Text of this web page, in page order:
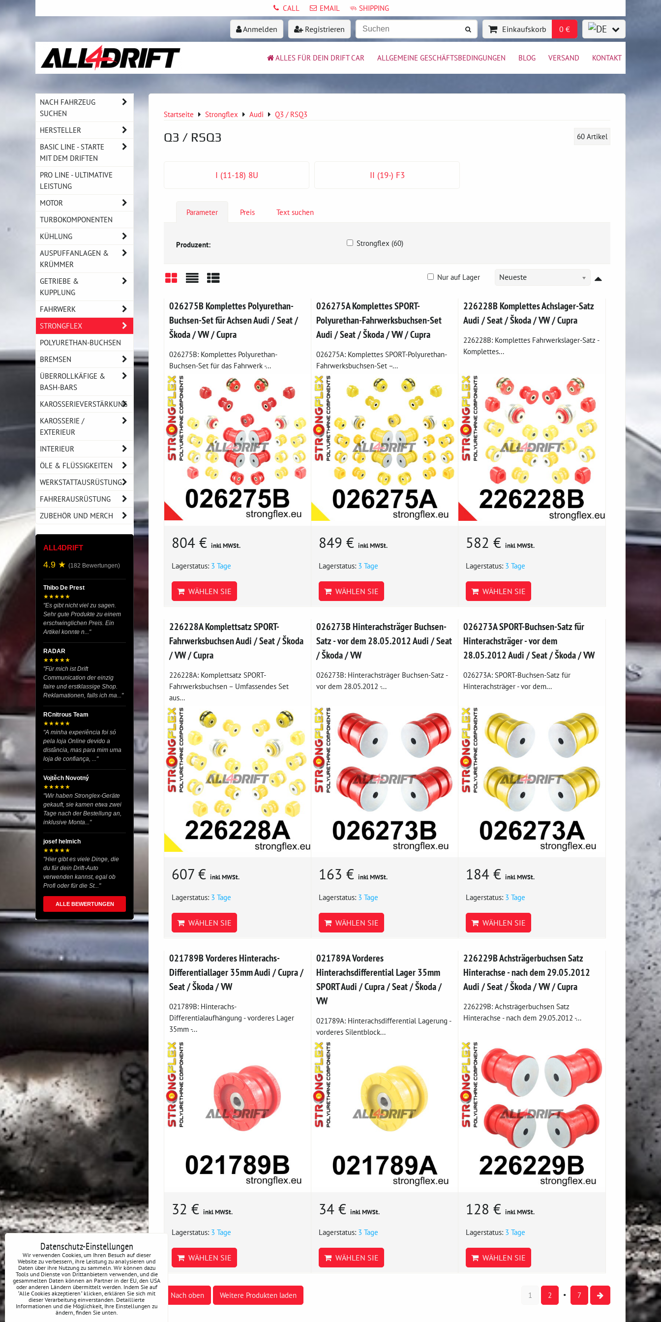
CALL EMAIL SHIPPING
Anmelden Registrieren Einkaufskorb 0 €
ALLES FÜR DEIN DRIFT CAR ALLGEMEINE GESCHÄFTSBEDINGUNGEN BLOG VERSAND KONTAKT
Startseite Strongflex Audi Q3 / RSQ3
Q3 / RSQ3 60 Artikel
I (11-18) 8U II (19-) F3
Parameter Preis Text suchen
Produzent: Strongflex (60)
Neueste
Nur auf Lager
026275B Komplettes Polyurethan-
Buchsen-Set für Achsen Audi / Seat /
Škoda / VW / Cupra
026275B: Komplettes Polyurethan-
Buchsen-Set für das Fahrwerk -...
804 € inkl MWSt.
Lagerstatus: 3 Tage
WÄHLEN SIE
026275A Komplettes SPORT-
Polyurethan-Fahrwerksbuchsen-Set
Audi / Seat / Škoda / VW / Cupra
026275A: Komplettes SPORT-Polyurethan-
Fahrwerksbuchsen-Set –...
849 € inkl MWSt.
Lagerstatus: 3 Tage
WÄHLEN SIE
226228B Komplettes Achslager-Satz
Audi / Seat / Škoda / VW / Cupra
226228B: Komplettes Fahrwerkslager-Satz -
Komplettes...
582 €inkl MWSt.
Lagerstatus: 3 Tage
WÄHLEN SIE
226228A Komplettsatz SPORT-
Fahrwerksbuchsen Audi / Seat / Škoda
/ VW / Cupra
226228A: Komplettsatz SPORT-
Fahrwerksbuchsen – Umfassendes Set
aus...
607 € inkl MWSt.
Lagerstatus: 3 Tage
WÄHLEN SIE
026273B Hinterachsträger Buchsen-
Satz - vor dem 28.05.2012 Audi / Seat
/ Škoda / VW
026273B: Hinterachsträger Buchsen-Satz -
vor dem 28.05.2012 -...
163 € inkl MWSt.
Lagerstatus: 3 Tage
WÄHLEN SIE
026273A SPORT-Buchsen-Satz für
Hinterachsträger - vor dem
28.05.2012 Audi / Seat / Škoda / VW
026273A: SPORT-Buchsen-Satz für
Hinterachsträger - vor dem...
184 €inkl MWSt.
Lagerstatus: 3 Tage
WÄHLEN SIE
021789B Vorderes Hinterachs-
Differentiallager 35mm Audi / Cupra /
Seat / Škoda / VW
021789B: Hinterachs-
Differentialaufhängung - vorderes Lager
35mm -...
32 € inkl MWSt.
Lagerstatus: 3 Tage
WÄHLEN SIE
021789A Vorderes
Hinterachsdifferential Lager 35mm
SPORT Audi / Cupra / Seat / Škoda /
VW
021789A: Hinterachsdifferential Lagerung -
vorderes Silentblock...
34 € inkl MWSt.
Lagerstatus: 3 Tage
WÄHLEN SIE
226229B Achsträgerbuchsen Satz
Hinterachse - nach dem 29.05.2012
Audi / Seat / Škoda / VW / Cupra
226229B: Achsträgerbuchsen Satz
Hinterachse - nach dem 29.05.2012 -...
128 €inkl MWSt.
Lagerstatus: 3 Tage
WÄHLEN SIE
Nach oben Weitere Produkten laden 1 2 7
NACH FAHRZEUG
SUCHEN
HERSTELLER
BASIC LINE - STARTE
MIT DEM DRIFTEN
PRO LINE - ULTIMATIVE
LEISTUNG
MOTOR
TURBOKOMPONENTEN
KÜHLUNG
AUSPUFFANLAGEN &
KRÜMMER
GETRIEBE &
KUPPLUNG
FAHRWERK
STRONGFLEX
POLYURETHAN-BUCHSEN
BREMSEN
ÜBERROLLKÄFIGE &
BASH-BARS
KAROSSERIEVERSTÄRKUNG
KAROSSERIE /
EXTERIEUR
INTERIEUR
ÖLE & FLÜSSIGKEITEN
WERKSTATTAUSRÜSTUNG
FAHRERAUSRÜSTUNG
ZUBEHÖR UND MERCH
ALL4DRIFT
4.9 ★ (182 Bewertungen)
Thibo De Prest
★★★★★
"Es gibt nicht viel zu sagen.
Sehr gute Produkte zu einem
erschwinglichen Preis. Ein
Artikel konnte n..."
RADAR
★★★★★
"Für mich ist Drift
Communication der einzig
faire und erstklassige Shop.
Reklamationen, falls ich ma..."
RCnitrous Team
★★★★★
"A minha experiência foi só
pela loja Online devido a
distância, mas para mim uma
loja de confiança, ..."
Vojtěch Novotný
★★★★★
"Wir haben Stronglex-Geräte
gekauft, sie kamen etwa zwei
Tage nach der Bestellung an,
inklusive Monta..."
josef helmich
★★★★★
"Hier gibt es viele Dinge, die
du für dein Drift-Auto
verwenden kannst, egal ob
Profi oder für die St..."
ALLE BEWERTUNGEN
Datenschutz-Einstellungen
Wir verwenden Cookies, um Ihren Besuch auf dieser
Website zu verbessern, ihre Leistung zu analysieren und
Daten über ihre Nutzung zu sammeln. Wir können dazu
Tools und Dienste von Drittanbietern verwenden, und die
gesammelten Daten können an Partner in der EU, den USA
oder anderen Ländern übermittelt werden. Indem Sie auf
"Alle Cookies akzeptieren" klicken, erklären Sie sich mit
dieser Verarbeitung einverstanden. Detaillierte
Informationen und die Möglichkeit, Ihre Einstellungen zu
ändern, finden Sie unten.